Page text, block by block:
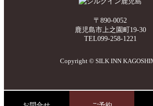
〒890-0052
鹿児島市上之園町19-30
TEL099-258-1221
Copyright © SILK INN